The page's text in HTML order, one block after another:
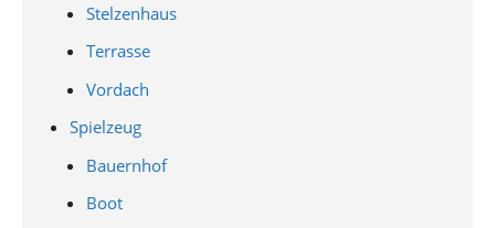
Stelzenhaus
Terrasse
Vordach
Spielzeug
Bauernhof
Boot